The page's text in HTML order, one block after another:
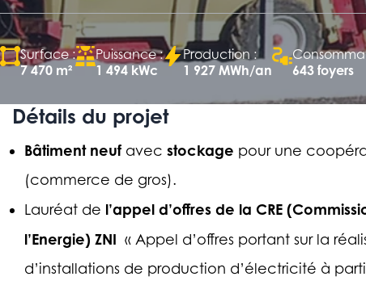
Surface :
7 470 m²
Puissance :
1 494 kWc
Production :
1 927 MWh/an
643 foyers
Détails du projet
Bâtiment neuf avecstockage pour une
(commerce de gros).
Lauréat de l’appel d’offres de la CRE
l’Energie) ZNI « Appel d’offres portant sur la
d’installations de production d’électricité à